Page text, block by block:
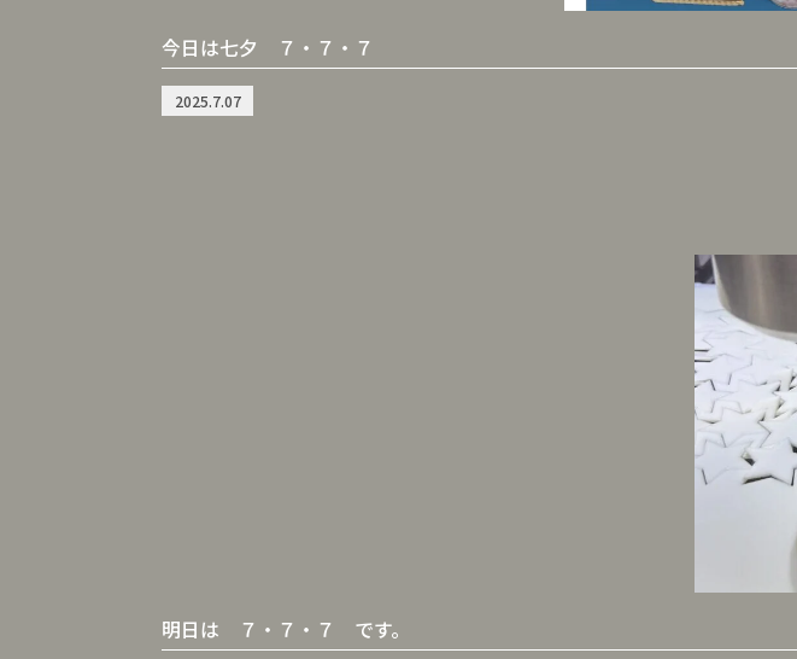
今日は七夕 ７・７・７
2025.7.07
明日は ７・７・７ です。